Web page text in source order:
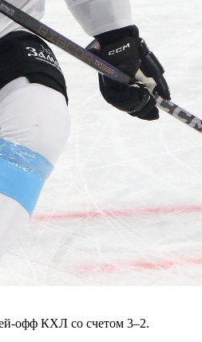
офф КХЛ со счетом 3–2.